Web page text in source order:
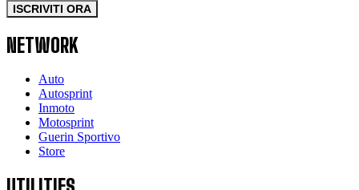
ISCRIVITI ORA
NETWORK
Auto
Autosprint
Inmoto
Motosprint
Guerin Sportivo
Store